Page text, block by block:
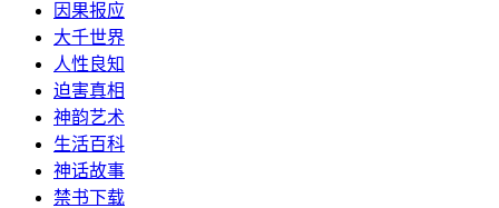
因果报应
大千世界
人性良知
迫害真相
神韵艺术
生活百科
神话故事
禁书下载